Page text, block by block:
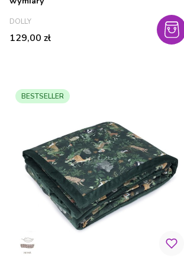
PRODUCENT
DOLLY
Cena
129,00 zł
BESTSELLER